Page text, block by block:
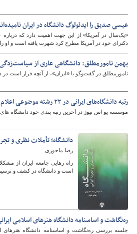
پایگاه اطلاع رسانی فرهنگ
عیسی صدیق را ایدئولوگ دانشگاه در ایران
«یک‌سال در آمریکا» از این جهت اهمیت دارد که
دکترای خود در آمریکا مطرح کرد شهرت یافته است و او را
بهمن نامورمطلق: دانشگاهی عاری از
نامورمطلق در گفت‌وگو با «ایران»، از آنچه قرار است در
رتبه دانشگاه‌های ایرانی در ۲۲ رشته موضوعی اعلام شد
موسسه یو اس نیوز در آخرین رتبه بندی خود دانشگاه های برتر ایران در ۲۲ رشته
دانشگاه؛ تأملات نظری و
رضا ماحوزی
راه رهایی جامعه ایران از
است و دانشگاه در کشف و ترسیم
ره‌نگاشت و اساسنامه دانشگاه هنرهای اسلامی
جلسه بررسی ره‌نگاشت و اساسنامه دانشگاه هنرهای